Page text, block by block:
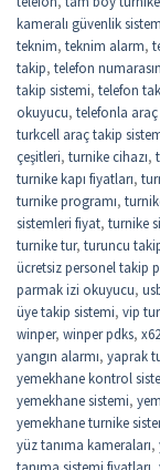
kameralı güvenlik
teknim, teknim alarm,
takip, telefon
takip sistemi, telefon
okuyucu, telefonla
turkcell araç takip
çeşitleri, turnike cihazı,
turnike kapı fiyatları,
turnike programı,
sistemleri fiyat, turnike
turnike tur, turuncu
ücretsiz personel takip
parmak izi okuyucu,
üye takip sistemi, vip
winper, winper pdks,
yangın alarmı, yaprak
yemekhane kontrol
yemekhane sistemi,
yemekhane turnike
yüz tanıma kameraları,